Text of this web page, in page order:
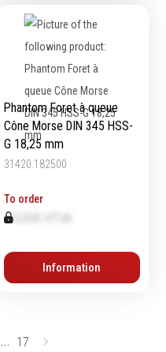
Phantom Foret à queue
Cône Morse DIN 345 HSS-
G 18,25 mm
31420.182500
To order
Information
... 17